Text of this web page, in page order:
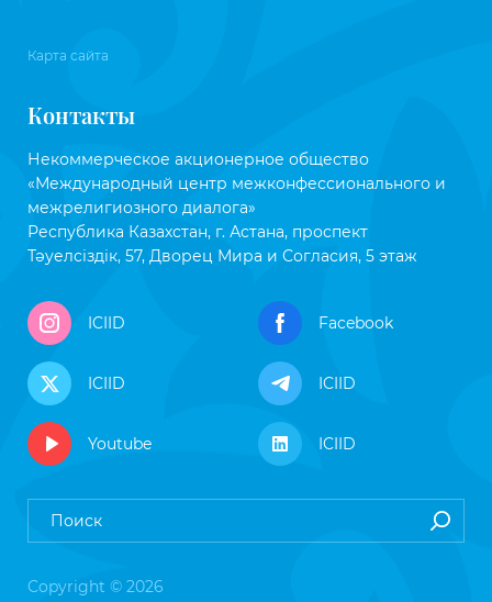
Карта сайта
Контакты
Некоммерческое акционерное общество
«Международный центр межконфессионального и
межрелигиозного диалога»
Республика Казахстан, г. Астана, проспект
Тәуелсіздік, 57, Дворец Мира и Согласия, 5 этаж
ICIID Facebook
ICIID ICIID
Youtube ICIID
Copyright © 2026